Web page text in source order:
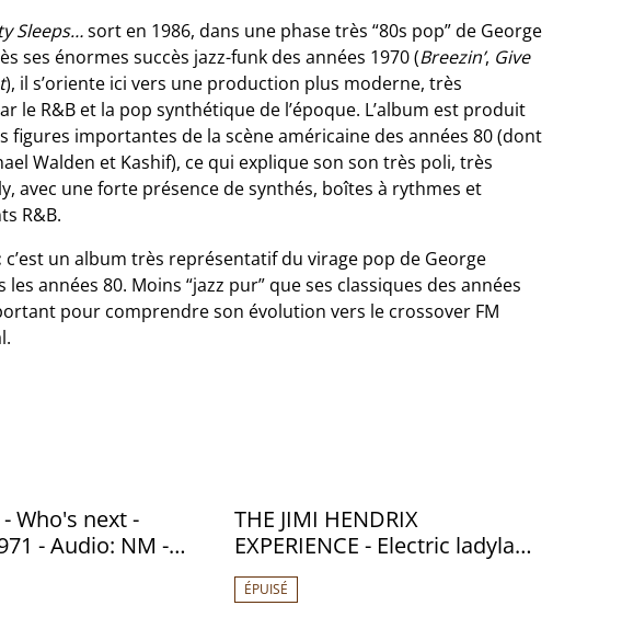
Sleeps…sort en 1986, dans une phase très “80s pop” de George
ses énormes succès jazz-funk des années 1970 (Breezin’, Give
), il s’oriente ici vers une production plus moderne, très
le R&B et la pop synthétique de l’époque. L’album est produit
figures importantes de la scène américaine des années 80 (dont
Walden et Kashif), ce qui explique son son très poli, très
avec une forte présence de synthés, boîtes à rythmes et
R&B.
c’est un album très représentatif du virage pop de George
les années 80. Moins “jazz pur” que ses classiques des années
pour comprendre son évolution vers le crossover FM
Who's next -
- Audio: NM -
THE JIMI HENDRIX
EXPERIENCE - Electric ladyland
- Allemagne - 197? - Audio: NM
- Polydor 184 184
ÉPUISÉ